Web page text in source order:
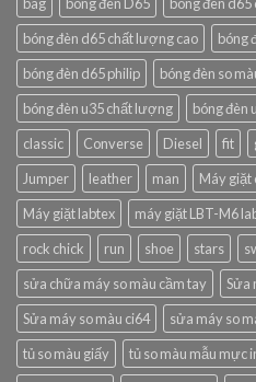
bag bóng đèn D65
bóng đèn d65
bóng đèn d65 chất lượng cao
bóng
bóng đèn d65 philip
bóng đèn so
bóng đèn u35 chất lượng
bóng đèn
classic
Converse Diesel fit
Jumper
leather man
Máy giặt
Máy giặt labtex
máy giặt LBT-M6
rock chick
run shoe stars
sửa chữa máy so màu cầm tay
Sửa
Sửa máy so màu ci64
sửa máy so
tủ so màu giấy
tủ so màu mẫu mực